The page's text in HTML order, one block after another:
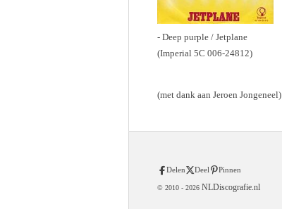
- Deep purple / Jetplane
(Imperial 5C 006-24812)
(met dank aan Jeroen Jongeneel)
Delen Deel Pinnen
© 2010 - 2026 NLDiscografie.nl